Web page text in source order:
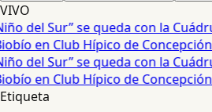
VIVO
del Sur” se queda con la
en Club Hípico de Concepción
del Sur” se queda con la
en Club Hípico de Concepción
Etiqueta